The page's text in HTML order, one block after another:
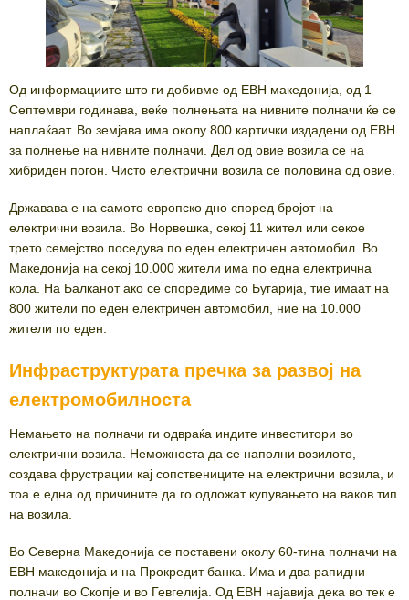
Од информациите што ги добивме од ЕВН македонија, од 1
Септември годинава, веќе полнењата на нивните полначи ќе се
наплаќаат. Во земјава има околу 800 картички издадени од ЕВН
за полнење на нивните полначи. Дел од овие возила се на
хибриден погон. Чисто електрични возила се половина од овие.
Државава е на самото европско дно според бројот на
електрични возила. Во Норвешка, секој 11 жител или секое
трето семејство поседува по еден електричен автомобил. Во
Македонија на секој 10.000 жители има по една електрична
кола. На Балканот ако се споредиме со Бугарија, тие имаат на
800 жители по еден електричен автомобил, ние на 10.000
жители по еден.
Инфраструктурата пречка за развој на
електромобилноста
Немањето на полначи ги одвраќа индите инвеститори во
електрични возила. Неможноста да се наполни возилото,
создава фрустрации кај сопствениците на електрични возила, и
тоа е една од причините да го одложат купувањето на ваков тип
на возила.
Во Северна Македонија се поставени околу 60-тина полначи на
ЕВН македонија и на Прокредит банка. Има и два рапидни
полначи во Скопје и во Гевгелија. Од ЕВН најавија дека во тек е